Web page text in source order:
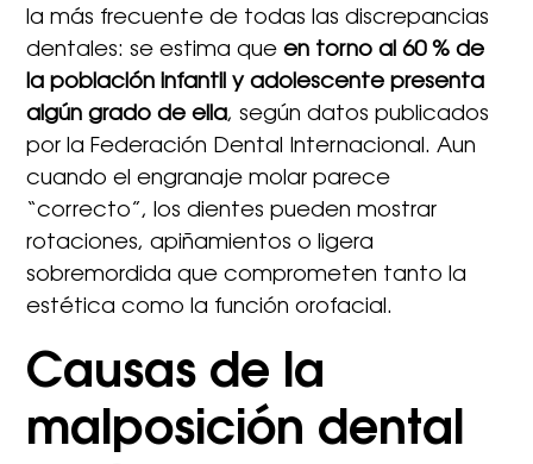
la más frecuente de todas las discrepancias
dentales: se estima queen torno al 60 % de
la población infantil y adolescente presenta
algún grado de ella, según datos publicados
por la Federación Dental Internacional. Aun
cuando el engranaje molar parece
“correcto”, los dientes pueden mostrar
rotaciones, apiñamientos o ligera
sobremordida que comprometen tanto la
estética como la función orofacial.
Causas de la
malposición dental